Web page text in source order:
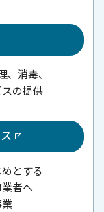
消毒、
の提供
とする
者へ